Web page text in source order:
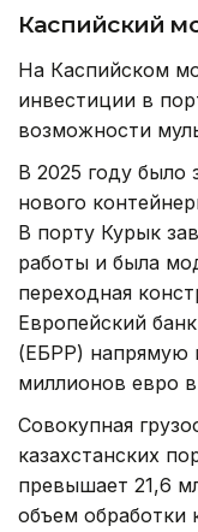
Каспийский
На Каспийском
инвестиции в
возможности
В 2025 году было
нового
В порту Курык
работы и была
переходная
Европейский
(ЕБРР) напрямую
миллионов евро
Совокупная
казахстанских
превышает 21,6
объем обработки